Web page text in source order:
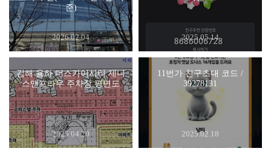
준)
2026.02.04 2025.05.14
김해 율하 더스카이시티 제니
스앤프라우 주차장 평면도
2025.04.20
11번가 친구초대 코드 /
39278131
2025.02.18